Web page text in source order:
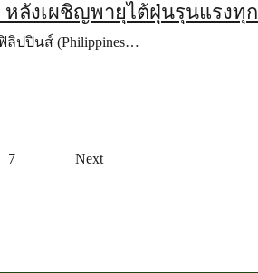
ลังเผชิญพายุไต้ฝุ่นรุนแรงทุ
ปปินส์ (Philippines…
7 Next